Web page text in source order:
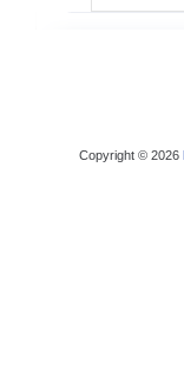
Copyright © 2026